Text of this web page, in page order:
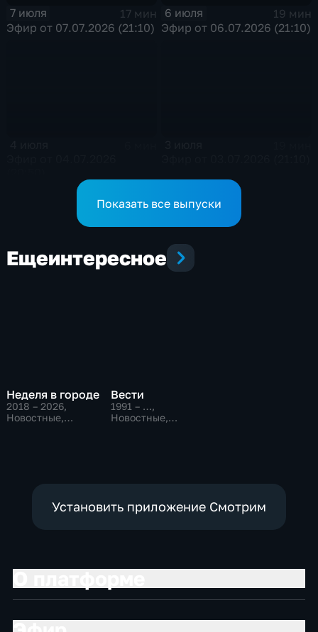
7 июля
17 мин
Эфир от 07.07.2026 (21:10)
6 июля
19 мин
Эфир от 06.07.2026 (21:10)
Показать все выпуски
Ещеинтересное
Неделя в городе
2018 – 2026,
Новостные,
Вести
1991 – …,
Новостные,
Установить приложение Смотрим